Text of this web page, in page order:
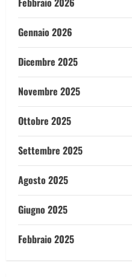
Gennaio 2026
Dicembre 2025
Novembre 2025
Ottobre 2025
Settembre 2025
Agosto 2025
Giugno 2025
Febbraio 2025